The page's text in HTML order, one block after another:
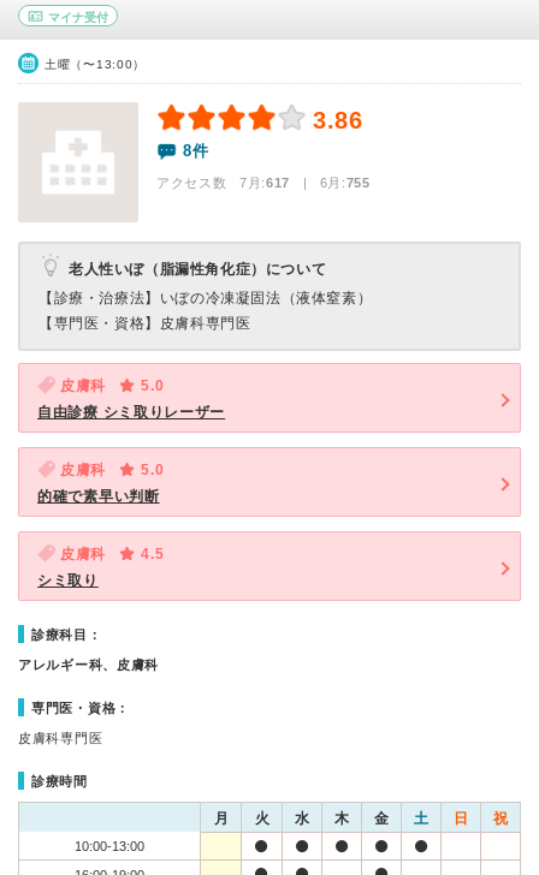
マイナ受付
土曜（〜13:00）
3.86
8件
アクセス数 7月:617 | 6月:755
老人性いぼ（脂漏性角化症）について
【診療・治療法】 いぼの冷凍凝固法（液体窒素）
【専門医・資格】 皮膚科専門医
皮膚科
5.0
自由診療 シミ取りレーザー
皮膚科
5.0
的確で素早い判断
皮膚科
4.5
シミ取り
診療科目：
アレルギー科、皮膚科
専門医・資格：
皮膚科専門医
診療時間
月 火 水 木 金 土 日 祝
10:00-13:00